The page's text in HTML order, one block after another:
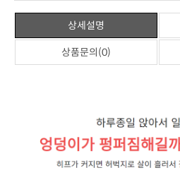
상세설명
상품문의(0)